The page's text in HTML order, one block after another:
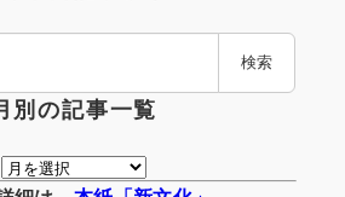
検索
別の記事一覧
月